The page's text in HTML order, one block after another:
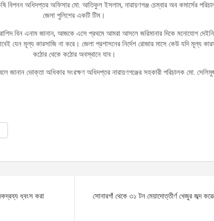
কৃষি বিপনন অধিদপ্তর অফিসার মো. আতিকুল ইসলাম, নারায়ণগঞ্জ চেম্বার অব কমার্সের
জেলা পুলিশের একটি টিম।
ফারাশিদ বিন এনাম জানান, আজকে এসে প্রথমে আমরা আসলে জরিমানার দিকে মনোযোগ
যেন মূল্য কারসাজি না করে। জেলা প্রশাসনের নির্দেশ রোজার মাসে কেউ যদি মূল্য
কঠোর থেকে কঠোর অবস্থানে যাব।
জানান ভোক্তা অধিকার সংরক্ষণ অধিদপ্তর নারায়ণগঞ্জের সহকারী পরিচালক মো.
ধ্বংস করা
সোনারগাঁ থেকে ৩১ টন মেয়াদোত্তীর্ণ খেজুর জব্দ